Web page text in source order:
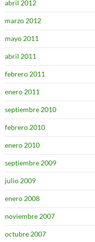
abril 2012
marzo 2012
mayo 2011
abril 2011
febrero 2011
enero 2011
septiembre 2010
febrero 2010
enero 2010
septiembre 2009
julio 2009
enero 2008
noviembre 2007
octubre 2007